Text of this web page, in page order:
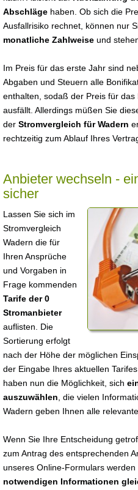
Abschläge haben. Ob sich die
Ausfallrisiko rechnet, können nur
monatliche Zahlweise und
Im Preis für das erste Jahr sind
Abgaben und Steuern alle
enthalten, sodaß der Preis für
ausfällt. Allerdings müßen Sie
der Stromvergleich für Wadern
rechtzeitig zum Ablauf Ihres
Anbieter wechseln -
sicher
Lassen Sie sich im
Stromvergleich
Wadern die für
Ihren Ansprüche
und Vorgaben in
Frage kommenden
Tarife der 0
Stromanbieter
auflisten. Die
Sortierung erfolgt
nach der Höhe der möglichen
der Eingabe Ihres aktuellen
haben nun die Möglichkeit, sich
auszuwählen , die vielen
Wadern geben Ihnen alle
Wenn Sie Ihre Entscheidung
zum Antrag des entsprechenden
unseres Online-Formulars
notwendigen Informationen